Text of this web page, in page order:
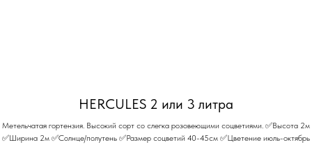
HERCULES 2 или 3 литра
Метельчатая гортензия. Высокий сорт со слегка розовеющими соцветиями. ✅Высота 2м
✅Ширина 2м ✅Солнце/полутень ✅Размер соцветий 40-45см ✅Цветение июль-октябрь